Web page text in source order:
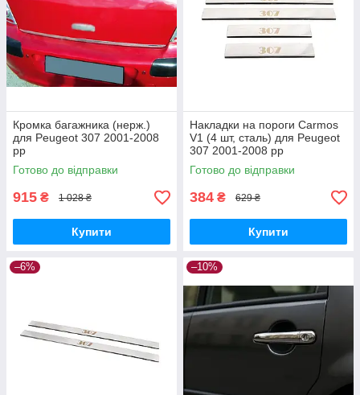
Кромка багажника (нерж.)
для Peugeot 307 2001-2008
рр
Готово до відправки
915 ₴ 1 028 ₴
Купити
Накладки на пороги Carmos
V1 (4 шт, сталь) для Peugeot
307 2001-2008 рр
Готово до відправки
384 ₴ 629 ₴
Купити
–6% –10%